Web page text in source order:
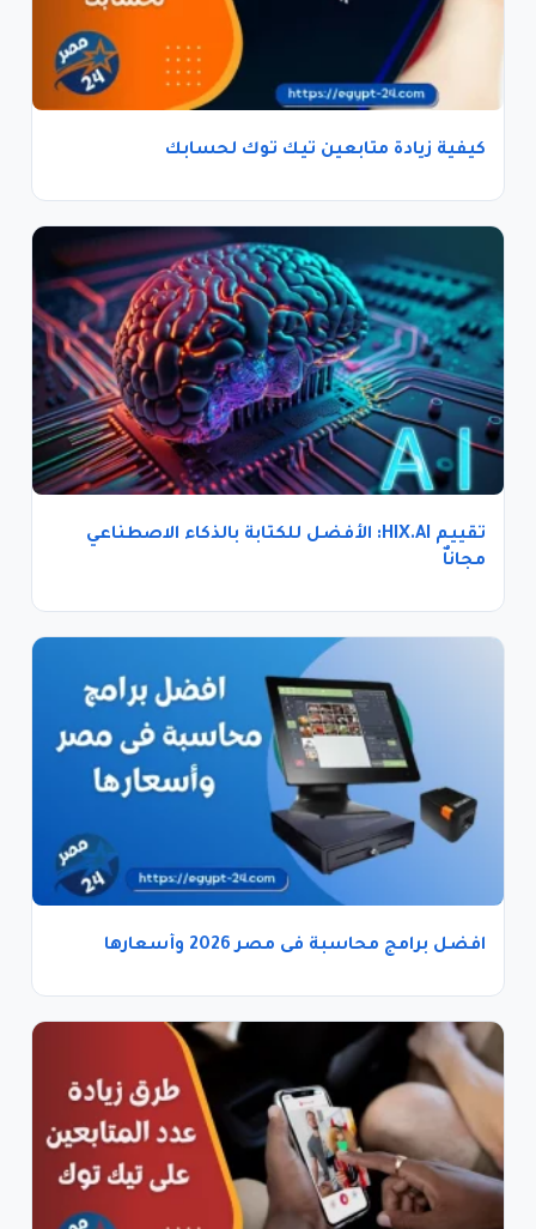
كيفية زيادة متابعين تيك توك لحسابك
تقييم HIX.AI: الأفضل للكتابة بالذكاء الاصطناعي
مجاناٌ
افضل برامج محاسبة فى مصر 2026 وأسعارها